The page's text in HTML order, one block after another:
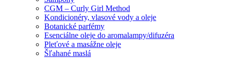
CGM – Curly Girl Method
Kondicionéry, vlasové vody a oleje
Botanické parfémy
Esenciálne oleje do aromalampy/difuzéra
Pleťové a masážne oleje
Šľahané maslá